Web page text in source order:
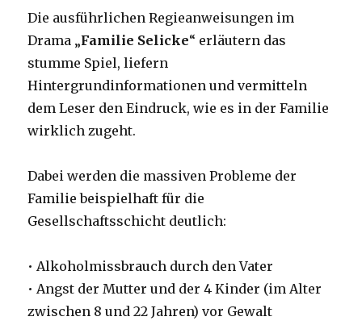
Die ausführlichen Regieanweisungen im
Drama „Familie Selicke“ erläutern das
stumme Spiel, liefern
Hintergrundinformationen und vermitteln
dem Leser den Eindruck, wie es in der Familie
wirklich zugeht.
Dabei werden die massiven Probleme der
Familie beispielhaft für die
Gesellschaftsschicht deutlich:
• Alkoholmissbrauch durch den Vater
• Angst der Mutter und der 4 Kinder (im Alter
zwischen 8 und 22 Jahren) vor Gewalt